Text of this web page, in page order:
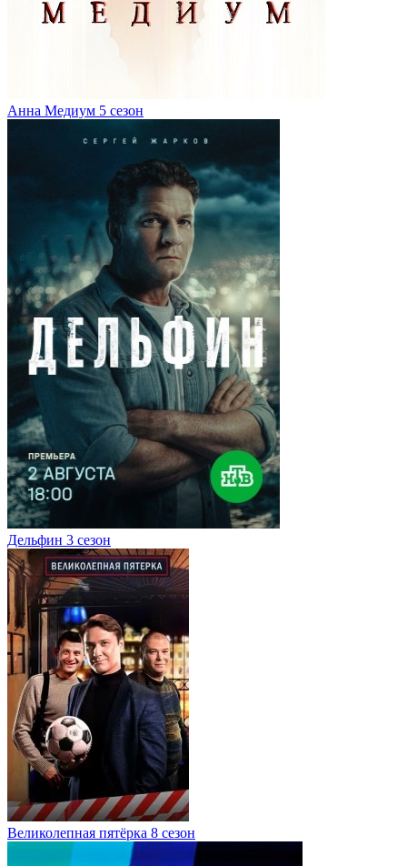
Анна Медиум 5 сезон
Дельфин 3 сезон
Великолепная пятёрка 8 сезон